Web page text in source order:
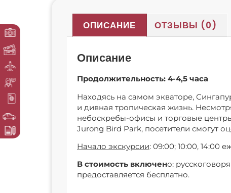
ОПИСАНИЕ ОТЗЫВЫ (0)
Описание
Продолжительность: 4-4,5 часа
Находясь на самом экваторе,
и дивная тропическая жизнь.
небоскребы-офисы и торговые
Jurong Bird Park, посетители смогут
Начало экскурсии: 09:00; 10:00, 14:00
В стоимость включено:
предоставляется бесплатно.